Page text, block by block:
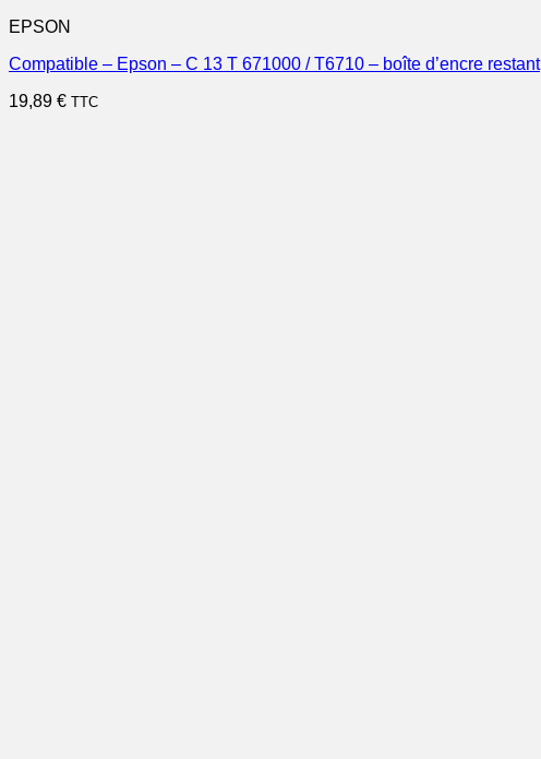
EPSON
Compatible – Epson – C 13 T 671000 / T6710 – boîte d’encre restant
19,89 € TTC